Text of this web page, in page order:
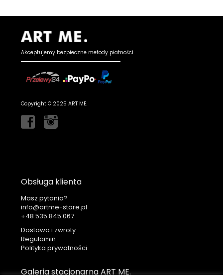
Akceptujemy bezpieczne metody płatności
Copyright © 2025 ART ME.
Obsługa klienta
Masz pytania?
info@artme-store.pl
+48
Dostawa i zwroty
Regulamin
Polityka prywatności
Galeria stacjonarna ART ME.